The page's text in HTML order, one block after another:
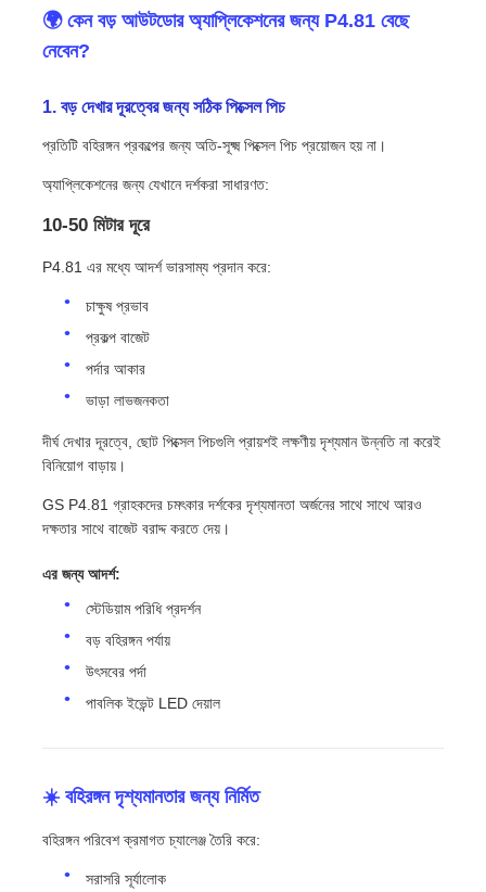
এসএমডি এলইডি স্ক্রিন
বহিরঙ্গন এলইডি ডিসপ্লে বোর্ড
বহিরঙ্গন নেতৃত্বাধীন বিলবোর্ড
🌍 কেন বড় আউটডোর অ্যাপ্লিকেশনের জন্য P4.81 বেছে
নেবেন?
1. বড় দেখার দূরত্বের জন্য সঠিক পিক্সেল পিচ
প্রতিটি বহিরঙ্গন প্রকল্পের জন্য অতি-সূক্ষ্ম পিক্সেল পিচ প্রয়োজন হয় না।
অ্যাপ্লিকেশনের জন্য যেখানে দর্শকরা সাধারণত:
10-50 মিটার দূরে
P4.81 এর মধ্যে আদর্শ ভারসাম্য প্রদান করে:
চাক্ষুষ প্রভাব
প্রকল্প বাজেট
পর্দার আকার
ভাড়া লাভজনকতা
দীর্ঘ দেখার দূরত্বে, ছোট পিক্সেল পিচগুলি প্রায়শই লক্ষণীয় দৃশ্যমান উন্নতি না করেই
বিনিয়োগ বাড়ায়।
GS P4.81 গ্রাহকদের চমৎকার দর্শকের দৃশ্যমানতা অর্জনের সাথে সাথে আরও
দক্ষতার সাথে বাজেট বরাদ্দ করতে দেয়।
এর জন্য আদর্শ:
স্টেডিয়াম পরিধি প্রদর্শন
বড় বহিরঙ্গন পর্যায়
উৎসবের পর্দা
পাবলিক ইভেন্ট LED দেয়াল
☀️ বহিরঙ্গন দৃশ্যমানতার জন্য নির্মিত
বহিরঙ্গন পরিবেশ ক্রমাগত চ্যালেঞ্জ তৈরি করে:
সরাসরি সূর্যালোক